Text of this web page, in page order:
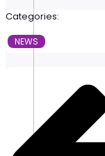
Categories:
NEWS